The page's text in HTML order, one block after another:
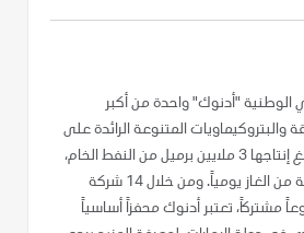
الوطنية "أدنوك" واحدة من أكبر
المتنوعة الرائدة على
مستوى العالم، حيث يبلغ إنتاجها 3 ملايين برميل من النفط الخام،
و10.5 مليار قدم مكعبة من الغاز يومياً. ومن خلال 14 شركة
مشتركاً، تعتبر أدنوك محفزاً أساسياً